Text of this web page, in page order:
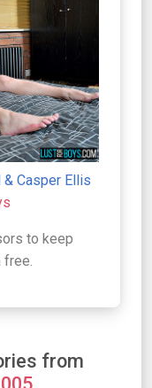
Casper Ellis
to keep
from